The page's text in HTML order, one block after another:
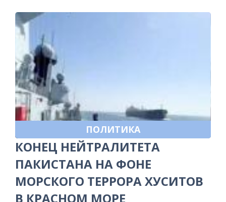
ПОЛИТИКА
КОНЕЦ НЕЙТРАЛИТЕТА
ПАКИСТАНА НА ФОНЕ
МОРСКОГО ТЕРРОРА ХУСИТОВ
В КРАСНОМ МОРЕ